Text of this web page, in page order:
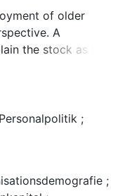
Bestandes sowie
gezeigt, dass die
maßgeblich
entsteht.
der
of older
A
the stock as well
is
data (LIAB)
Germany is mainly
rates of
Personalpolitik ;
;